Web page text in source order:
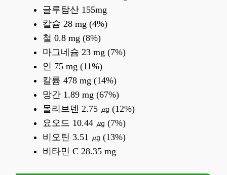
글루탐산 155mg
칼슘 28 mg (4%)
철 0.8 mg (8%)
마그네슘 23 mg (7%)
인 75 mg (11%)
칼륨 478 mg (14%)
망간 1.89 mg (67%)
몰리브덴 2.75 ㎍ (12%)
요오드 10.44 ㎍ (7%)
비오틴 3.51 ㎍ (13%)
비타민 C 28.35 mg